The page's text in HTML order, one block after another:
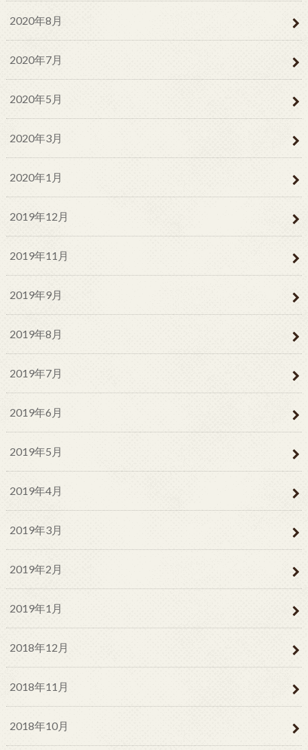
2020年8月
2020年7月
2020年5月
2020年3月
2020年1月
2019年12月
2019年11月
2019年9月
2019年8月
2019年7月
2019年6月
2019年5月
2019年4月
2019年3月
2019年2月
2019年1月
2018年12月
2018年11月
2018年10月